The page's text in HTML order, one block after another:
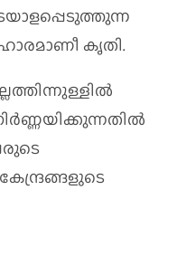
കൃതി.